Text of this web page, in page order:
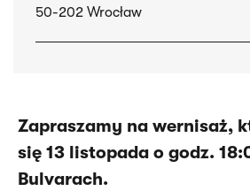
50-202 Wrocław
Zapraszamy na wernisaż,
się 13 listopada o godz.
Bulvarach.